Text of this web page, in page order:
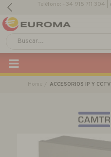
Home ACCESORIOS IP Y CCTV